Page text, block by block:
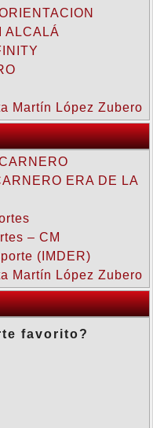
ALCALÁ
Martín López Zubero
ERA DE LA
– CM
(IMDER)
Martín López Zubero
favorito?